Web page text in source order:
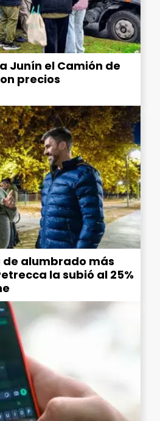
Junín el Camión de
precios
alumbrado más
la subió al 25%